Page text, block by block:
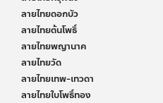
ลายไทยดอกบัว
ลายไทยต้นโพธิ์
ลายไทยพญานาค
ลายไทยวัด
ลายไทยเทพ-เทวดา
ลายไทยใบโพธิ์ทอง